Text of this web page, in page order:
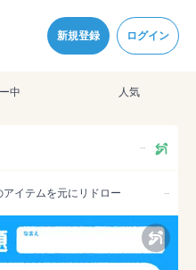
新規登録 ログイン
イパシーポリシーを改定しました。
こをクリックします
さらに快適に！
中 人気
--
アイテムを元にリドロー --